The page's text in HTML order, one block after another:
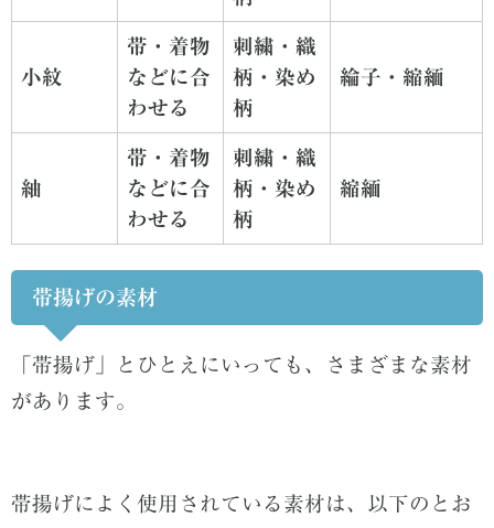
小紋
帯・着物
などに合
わせる
刺繍・織
柄・染め
柄
綸子・縮緬
紬
帯・着物
などに合
わせる
刺繍・織
柄・染め
柄
縮緬
帯揚げの素材
「帯揚げ」とひとえにいっても、さまざまな素材
があります。
帯揚げによく使用されている素材は、以下のとお